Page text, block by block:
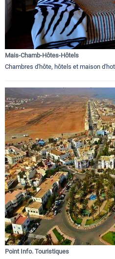
Mais-Chamb-Hôtes-Hôtels
Chambres d'hôte, hôtels et maison
Point Info. Touristiques